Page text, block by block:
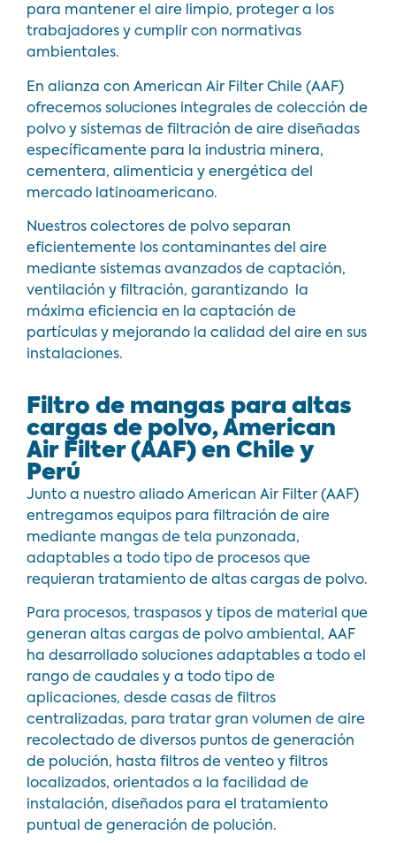
para mantener el aire limpio, proteger a los
trabajadores y cumplir con normativas
ambientales.
En alianza con American Air Filter Chile (AAF)
ofrecemos soluciones integrales de colección de
polvo y sistemas de filtración de aire diseñadas
específicamente para la industria minera,
cementera, alimenticia y energética del
mercado latinoamericano.
Nuestros colectores de polvo separan
eficientemente los contaminantes del aire
mediante sistemas avanzados de captación,
ventilación y filtración, garantizando la
máxima eficiencia en la captación de
partículas y mejorando la calidad del aire en sus
instalaciones.
Filtro de mangas para altas
cargas de polvo, American
Air Filter (AAF) en Chile y
Perú
Junto a nuestro aliado American Air Filter (AAF)
entregamos equipos para filtración de aire
mediante mangas de tela punzonada,
adaptables a todo tipo de procesos que
requieran tratamiento de altas cargas de polvo.
Para procesos, traspasos y tipos de material que
generan altas cargas de polvo ambiental, AAF
ha desarrollado soluciones adaptables a todo el
rango de caudales y a todo tipo de
aplicaciones, desde casas de filtros
centralizadas, para tratar gran volumen de aire
recolectado de diversos puntos de generación
de polución, hasta filtros de venteo y filtros
localizados, orientados a la facilidad de
instalación, diseñados para el tratamiento
puntual de generación de polución.